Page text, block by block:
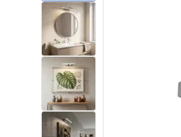
Sprchové vaničky
Sprchové žľaby
Sanitárna keramika
Umývadlá